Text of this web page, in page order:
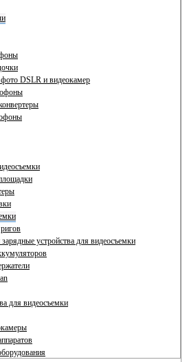
DSLR и видеокамер
устройства для видеосъемки
для видеосъемки